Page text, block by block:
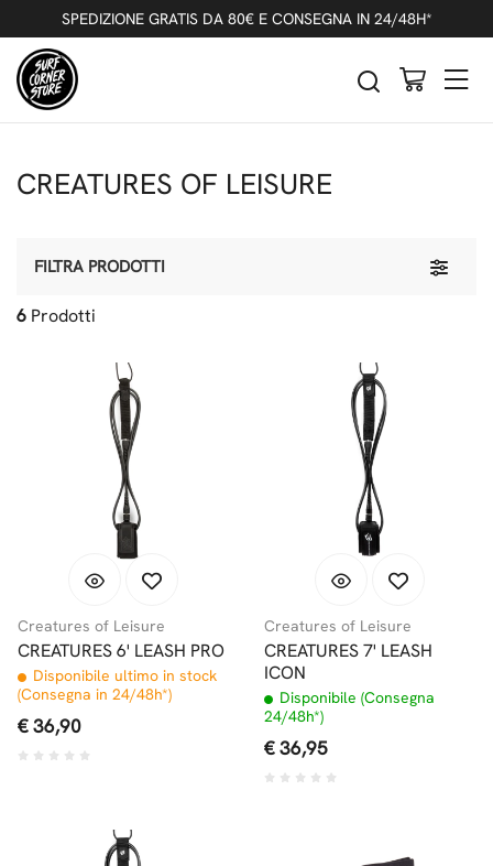
SPEDIZIONE GRATIS DA 80€ E CONSEGNA IN 24/48H*
CREATURES OF LEISURE
Toggle
FILTRA PRODOTTI
6 Prodotti
Creatures of Leisure
CREATURES 6' LEASH PRO
Disponibile ultimo in stock
(Consegna in 24/48h*)
€ 36,90
Creatures of Leisure
CREATURES 7' LEASH
ICON
Disponibile (Consegna
24/48h*)
€ 36,95